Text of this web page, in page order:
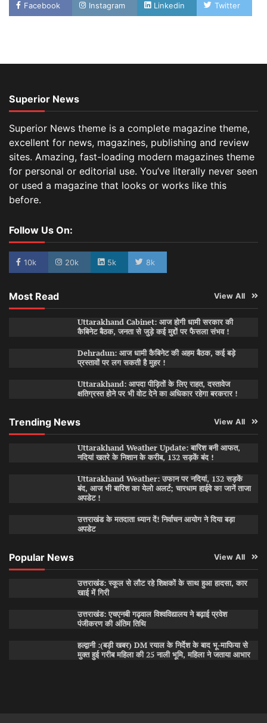
Facebook Instagram Linkedin Twitter
Superior News
Superior News theme is a complete magazine theme,
excellent for news, magazines, publishing and review
sites. Amazing, fast-loading modern magazines theme
for personal or editorial use. You’ve literally never seen
or used a magazine that looks or works like this
before.
Follow Us On:
10k 20k 5k 8k
Most Read View All
Uttarakhand Cabinet: आज होगी धामी सरकार की
कैबिनेट बैठक, जनता से जुड़े कई मुद्दों पर फैसला संभव !
Dehradun: आज धामी कैबिनेट की अहम बैठक, कई बड़े
प्रस्तावों पर लग सकती है मुहर !
Uttarakhand: आपदा पीड़ितों के लिए राहत, दस्तावेज
क्षतिग्रस्त होने पर भी वोट देने का अधिकार रहेगा बरकरार !
Trending News View All
Uttarakhand Weather Update: बारिश बनी आफत,
नदियां खतरे के निशान के करीब, 132 सड़कें बंद !
Uttarakhand Weather: उफान पर नदियां, 132 सड़कें
बंद, आज भी बारिश का येलो अलर्ट; चारधाम हाईवे का जानें ताजा
अपडेट !
उत्तराखंड के मतदाता ध्यान दें! निर्वाचन आयोग ने दिया बड़ा
अपडेट
Popular News View All
उत्तराखंड: स्कूल से लौट रहे शिक्षकों के साथ हुआ हादसा, कार
खाई में गिरी
उत्तराखंड: एचएनबी गढ़वाल विश्वविद्यालय ने बढ़ाई प्रवेश
पंजीकरण की अंतिम तिथि
हल्द्वानी :(बड़ी खबर) DM रयाल के निर्देश के बाद भू-माफिया से
मुक्त हुई गरीब महिला की 25 नाली भूमि, महिला ने जताया आभार